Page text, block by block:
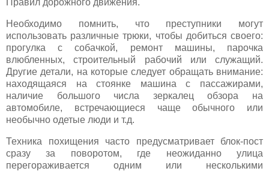
Необходимо помнить, что преступники могут
использовать различные трюки, чтобы добиться своего:
прогулка с собачкой, ремонт машины, парочка
влюбленных, строительный рабочий или служащий.
Другие детали, на которые следует обращать внимание:
находящаяся на стоянке машина с пассажирами,
наличие большого числа зеркалец обзора на
автомобиле, встречающиеся чаще обычного или
необычно одетые люди и т.д.
Техника похищения часто предусматривает блок-пост
сразу за поворотом, где неожиданно улица
перегораживается одним или несколькими